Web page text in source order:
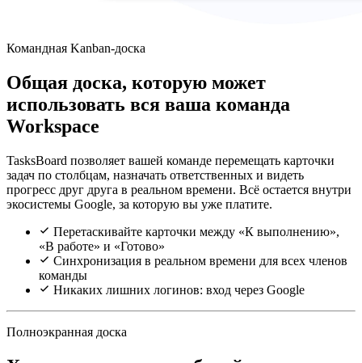
Командная Kanban-доска
Общая доска, которую может
использовать вся ваша команда
Workspace
TasksBoard позволяет вашей команде перемещать карточки
задач по столбцам, назначать ответственных и видеть
прогресс друг друга в реальном времени. Всё остается внутри
экосистемы Google, за которую вы уже платите.
Перетаскивайте карточки между «К выполнению»,
«В работе» и «Готово»
Синхронизация в реальном времени для всех членов
команды
Никаких лишних логинов: вход через Google
Полноэкранная доска